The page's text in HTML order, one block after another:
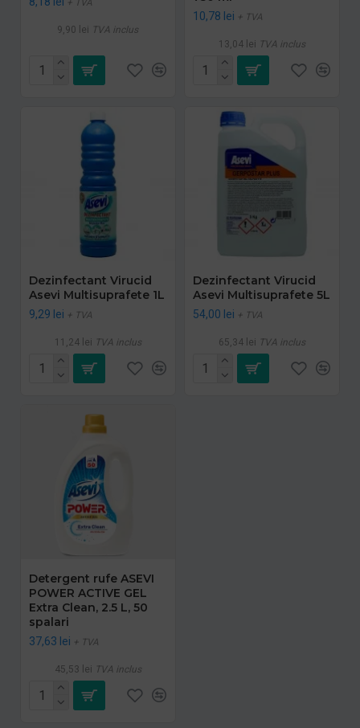
9,90 lei TVA inclus
10,78 lei + TVA
13,04 lei TVA inclus
Dezinfectant Virucid
Asevi Multisuprafete 1L
9,29 lei + TVA
11,24 lei TVA inclus
Dezinfectant Virucid
Asevi Multisuprafete 5L
54,00 lei + TVA
65,34 lei TVA inclus
Detergent rufe ASEVI
POWER ACTIVE GEL
Extra Clean, 2.5 L, 50
spalari
37,63 lei + TVA
45,53 lei TVA inclus